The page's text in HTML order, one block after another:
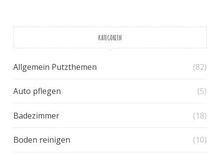
KATEGORIEN
Allgemein Putzthemen (82)
Auto pflegen (5)
Badezimmer (18)
Boden reinigen (10)